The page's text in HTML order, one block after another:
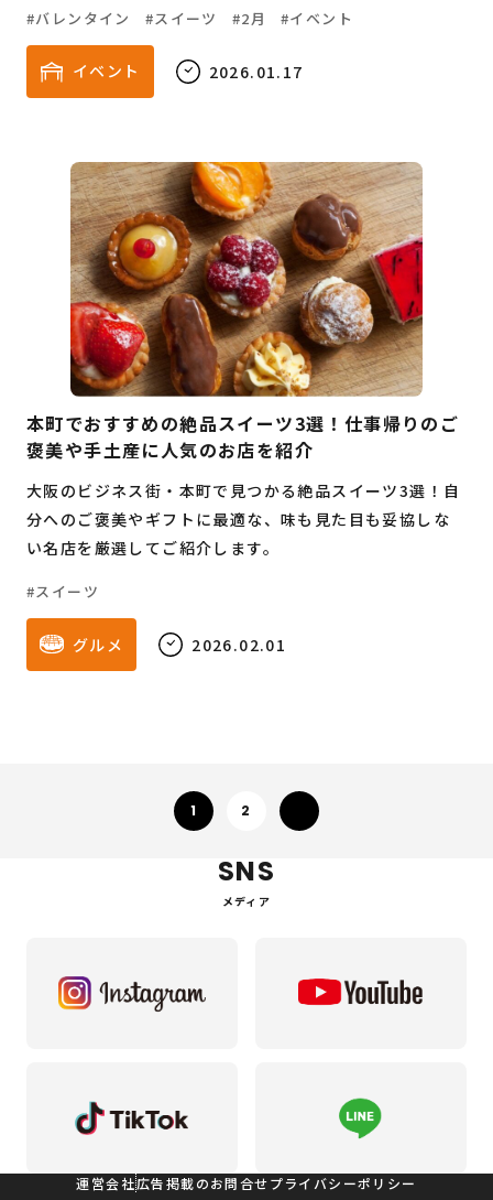
バレンタイン スイーツ 2月 イベント
イベント 2026.01.17
本町でおすすめの絶品スイーツ3選！仕事帰りのご
褒美や手土産に人気のお店を紹介
大阪のビジネス街・本町で見つかる絶品スイーツ3選！自
分へのご褒美やギフトに最適な、味も見た目も妥協しな
い名店を厳選してご紹介します。
スイーツ
グルメ 2026.02.01
1 2
SNS
メディア
運営会社広告掲載のお問合せプライバシーポリシー